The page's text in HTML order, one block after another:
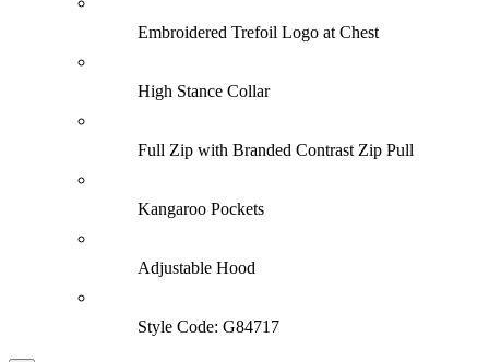
Embroidered Trefoil Logo at Chest
High Stance Collar
Full Zip with Branded Contrast Zip Pull
Kangaroo Pockets
Adjustable Hood
Style Code: G84717